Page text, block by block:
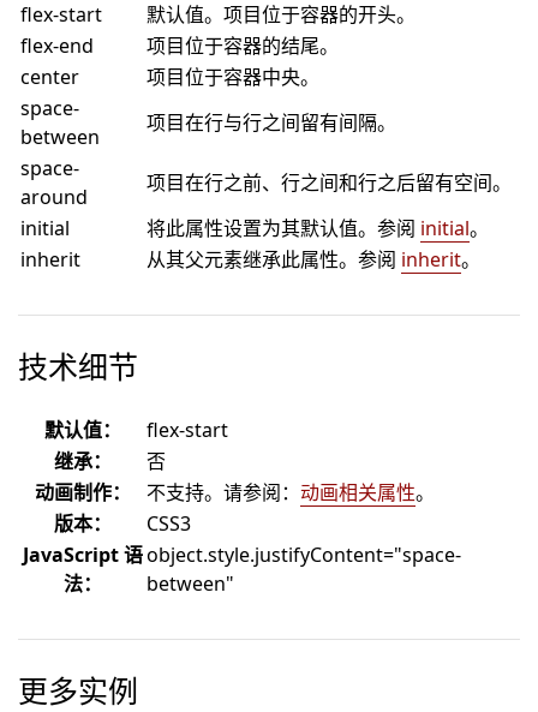
flex-start
默认值。项目位于容器的开头。
flex-end
项目位于容器的结尾。
center
项目位于容器中央。
space-
between
项目在行与行之间留有间隔。
space-
around
项目在行之前、行之间和行之后留有空间。
initial
将此属性设置为其默认值。参阅 initial。
inherit
从其父元素继承此属性。参阅 inherit。
技术细节
默认值：
flex-start
继承：
否
动画制作：
不支持。请参阅： 动画相关属性。
版本：
CSS3
JavaScript 语
法：
object.style.justifyContent="space-
between"
更多实例